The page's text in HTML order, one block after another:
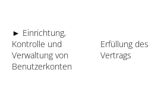
► Einrichtung,
Kontrolle und
Verwaltung von
Benutzerkonten
Erfüllung des
Vertrags